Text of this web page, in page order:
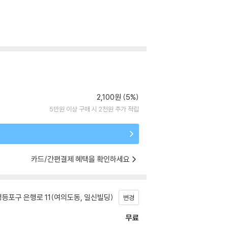
2,100원 (5%)
5만원 이상 구매 시 2천원 추가 적립
카드/간편결제 혜택을 확인하세요
포구 은행로 11(여의도동, 일신빌딩) 변경
무료